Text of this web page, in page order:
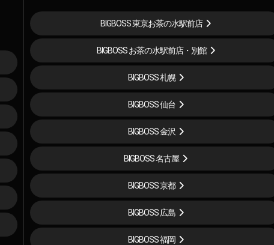
BIGBOSS 東京お茶の水駅前店
BIGBOSS お茶の水駅前店・別館
BIGBOSS 札幌
BIGBOSS 仙台
BIGBOSS 金沢
BIGBOSS 名古屋
BIGBOSS 京都
BIGBOSS 広島
BIGBOSS 福岡